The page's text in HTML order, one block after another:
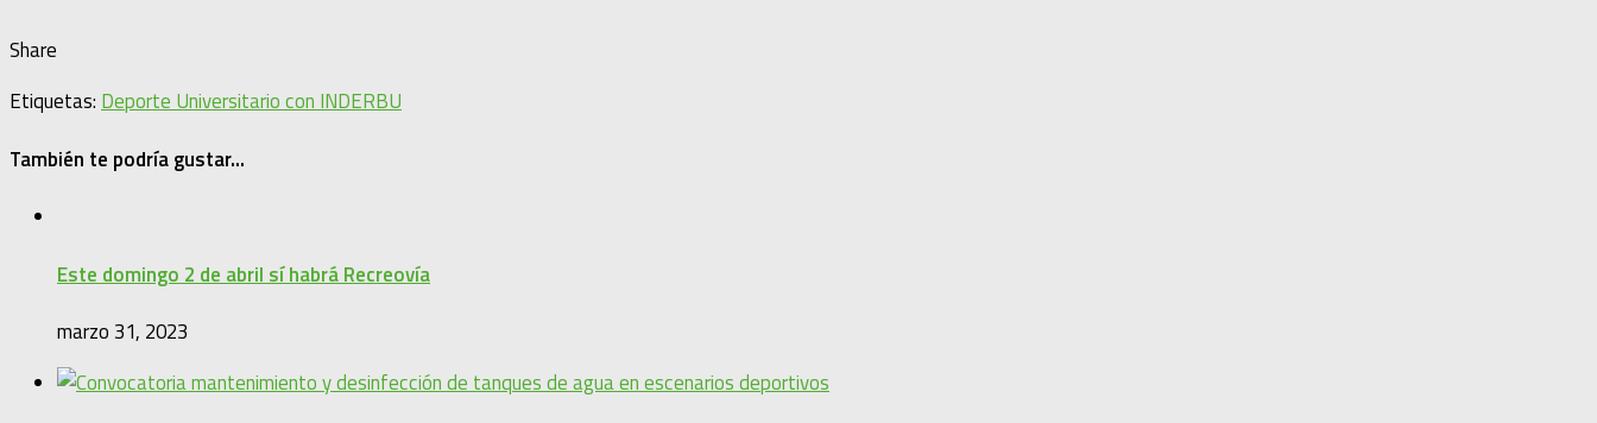
Share
Etiquetas: Deporte Universitario con INDERBU
También te podría gustar...
Este domingo 2 de abril sí habrá Recreovía
marzo 31, 2023